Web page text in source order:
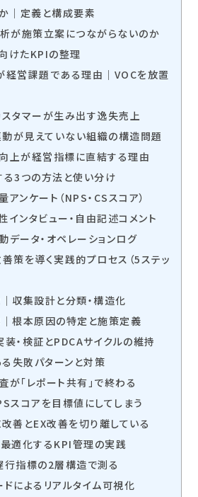
｜定義と構成要素
が施策立案につながらないのか
けたKPIの整理
経営課題である理由｜VOCを放置
スタマーが生み出す逸失売上
動が見えていない組織の構造問題
上が経営指標に直結する理由
3つの方法と使い分け
ンケート（NPS・CSスコア）
ンタビュー・自由記述コメント
ータ・オペレーションログ
策を導く実践的プロセス（5ステッ
収集設計と分類・構造化
根本原因の特定と施策定義
・検証とPDCAサイクルの維持
失敗パターンと対策
「レポート共有」で終わる
スコアを目標値にしてしまう
善とEX改善を切り離している
適化するKPI管理の実践
行指標の2層構造で測る
ドによるリアルタイム可視化